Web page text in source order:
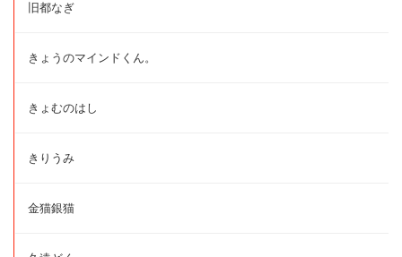
旧都なぎ
きょうのマインドくん。
きょむのはし
きりうみ
金猫銀猫